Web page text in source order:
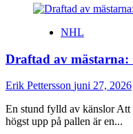
NHL
Draftad av
Erik Pettersson juni 27, 2026
En stund fylld av känslor Att
högst upp på pallen är en...